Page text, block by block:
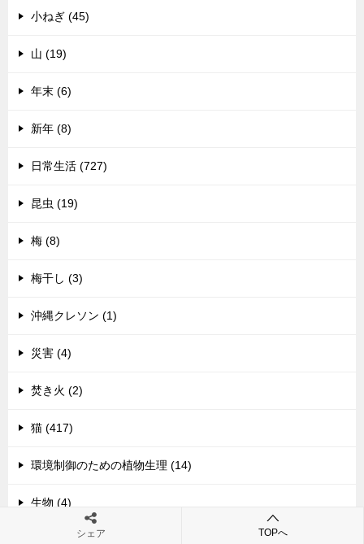
小ねぎ (45)
山 (19)
年末 (6)
新年 (8)
日常生活 (727)
昆虫 (19)
梅 (8)
梅干し (3)
沖縄クレソン (1)
災害 (4)
焚き火 (2)
猫 (417)
環境制御のための植物生理 (14)
生物 (4)
田植え (21)シェア TOPへ